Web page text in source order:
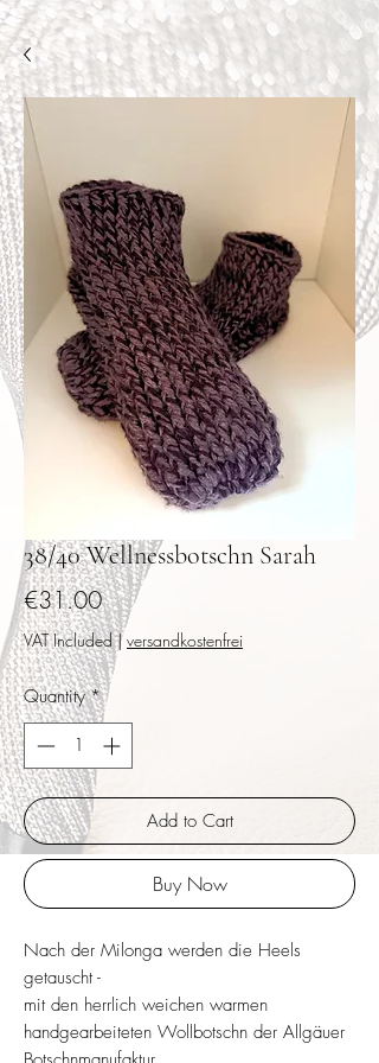
38/40 Wellnessbotschn Sarah
€31.00Price
VAT Included|versandkostenfrei
Quantity *
Add to Cart
Buy Now
Nach der Milonga werden die Heels
getauscht -
mit den herrlich weichen warmen
handgearbeiteten Wollbotschn der Allgäuer